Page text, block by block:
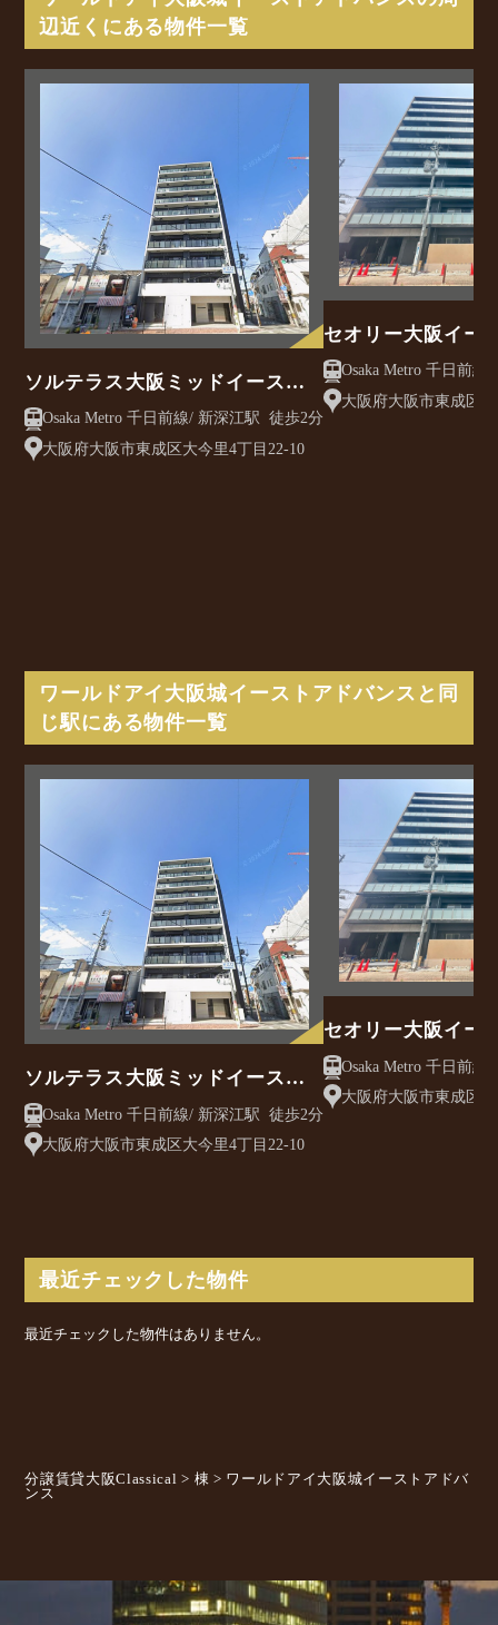
辺近くにある物件一覧
ソルテラス大阪ミッドイースト
クレアスト
Osaka Metro 千日前線/ 新深江駅 徒歩2分
大阪府大阪市東成区大今里4丁目22-10
セオリー大阪イー
大阪府大阪市東成区
ワールドアイ大阪城イーストアドバンスと同
じ駅にある物件一覧
ソルテラス大阪ミッドイースト
クレアスト
Osaka Metro 千日前線/ 新深江駅 徒歩2分
大阪府大阪市東成区大今里4丁目22-10
セオリー大阪イー
大阪府大阪市東成区
最近チェックした物件
最近チェックした物件はありません。
分譲賃貸大阪Classical > 棟 > ワールドアイ大阪城イーストアドバ
ンス